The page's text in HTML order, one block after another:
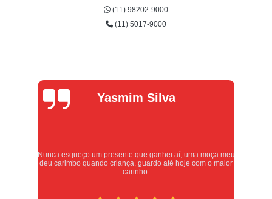
(11) 98202-9000
(11) 5017-9000
Alexandre
Oliveira
Atendimento excelente, serviços executados com carinho e
respeito. Recomendo sem dúvidas, merece 10 estrelas